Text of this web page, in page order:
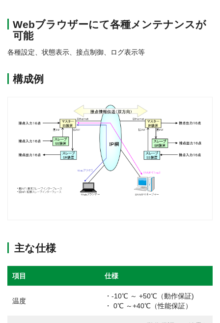
Webブラウザーにて各種メンテナンスが
可能
各種設定、状態表示、接点制御、ログ表示等
構成例
主な仕様
項目 仕様
温度
・-10℃ ～ +50℃（動作保証)
・ 0℃ ～+40℃（性能保証）